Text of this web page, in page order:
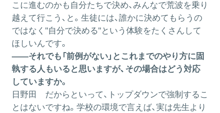
こに進むのかも自分たちで決め、みんなで荒波を乗り
越えて行こう、と。生徒には、誰かに決めてもらうの
ではなく"自分で決める"という体験をたくさんして
ほしいんです。
――それでも「前例がない」とこれまでのやり方に固
執する人もいると思いますが、その場合はどう対応
していますか。
日野田 だからといって、トップダウンで強制するこ
とはないですね。学校の環境で言えば、実は先生より